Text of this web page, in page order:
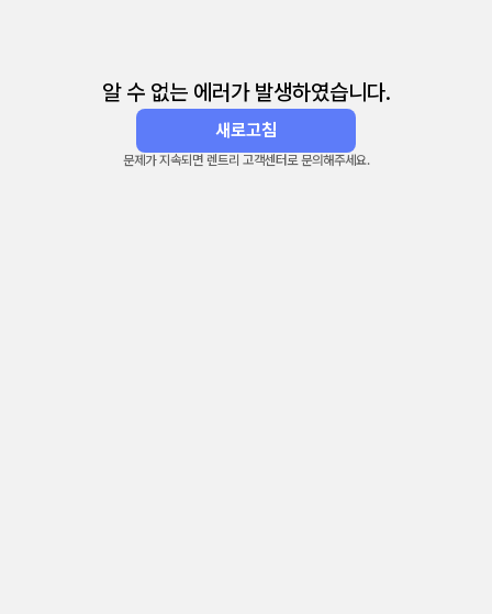
알 수 없는 에러가 발생하였습니다.
새로고침
문제가 지속되면 렌트리 고객센터로 문의해주세요.